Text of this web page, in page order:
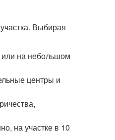
Выбирая
на небольшом
центры и
на участке в 10